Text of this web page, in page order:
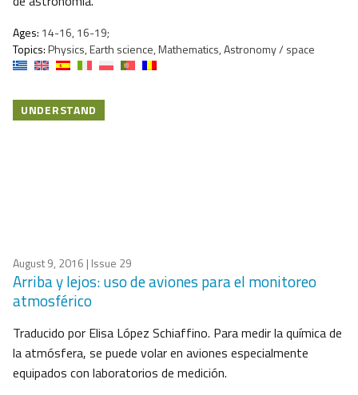
Ages: 14-16, 16-19;
Topics:Physics, Earth science, Mathematics, Astronomy / space
UNDERSTAND
August 9, 2016 | Issue 29
Arriba y lejos: uso de aviones para el monitoreo
atmosférico
Traducido por Elisa López Schiaffino. Para medir la química de
la atmósfera, se puede volar en aviones especialmente
equipados con laboratorios de medición.